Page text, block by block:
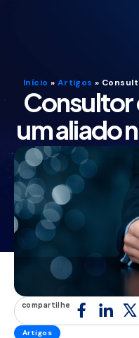
Início » Artigos »
Consultor
um aliado
dos
Redação
compartilhe
Artigos